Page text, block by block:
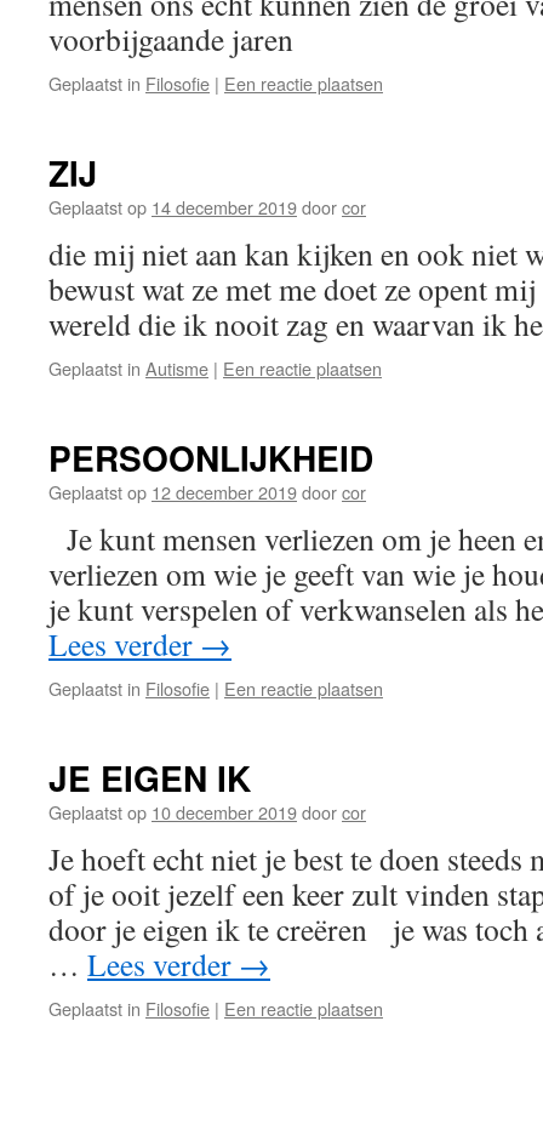
voorbijgaande jaren
Geplaatst in Filosofie | Een reactie plaatsen
ZIJ
Geplaatst op 14 december 2019doorcor
die mij niet aan kan kijken en ook niet
bewust wat ze met me doet ze opent
wereld die ik nooit zag en waarvan ik
Geplaatst in Autisme | Een reactie plaatsen
PERSOONLIJKHEID
Geplaatst op 12 december 2019doorcor
Je kunt mensen verliezen om je heen
verliezen om wie je geeft van wie je
je kunt verspelen of verkwanselen als
Lees verder →
Geplaatst in Filosofie | Een reactie plaatsen
JE EIGEN IK
Geplaatst op 10 december 2019doorcor
Je hoeft echt niet je best te doen steeds
of je ooit jezelf een keer zult vinden
door je eigen ik te creëren je was toch
… Lees verder →
Geplaatst in Filosofie | Een reactie plaatsen